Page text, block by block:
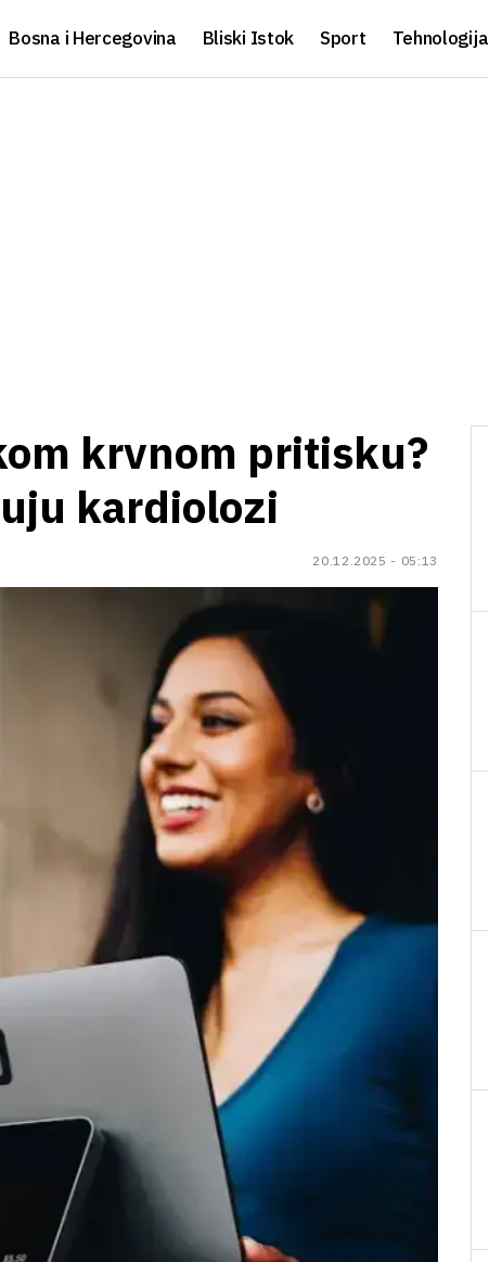
Bosna i Hercegovina Bliski Istok Sport Tehnologija
krvnom pritisku?
kardiolozi
20.12.2025 - 05:13